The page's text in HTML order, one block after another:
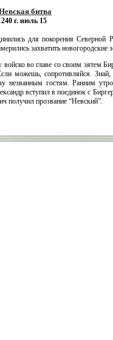
битва
г. июль 15
для покорения
захватить новогородские
во главе со своим зятем
можешь, сопротивляйся.
незванным гостям. Ранним
вступил в поединок с
получил прозвание “Невский”.